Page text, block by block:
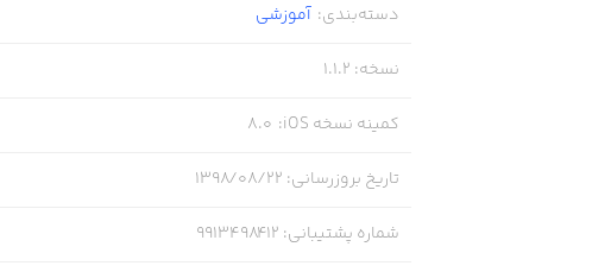
دسته‌بندی: آموزشی
نسخه:
1.1.2
کمینه نسخه iOS :
8.0
تاریخ بروزرسانی: ۱۳۹۸/۰۸/۲۲
شماره پشتیبانی:
9913498412